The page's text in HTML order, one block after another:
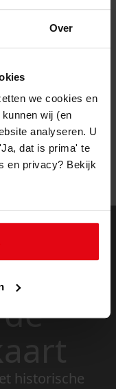
Over
we cookies en
wij (en
analyseren. U
dat is prima' te
en privacy? Bekijk
van de website
historische